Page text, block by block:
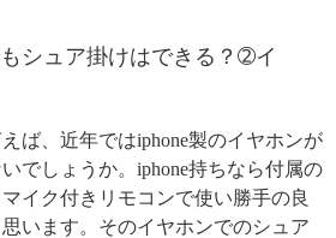
シュア掛けはできる？➁イ
ば、近年ではiphone製のイヤホンが
でしょうか。iphone持ちなら付属の
イク付きリモコンで使い勝手の良
います。そのイヤホンでのシュア